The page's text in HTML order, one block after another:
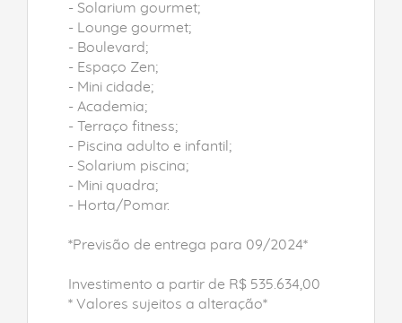
- Solarium gourmet;
- Lounge gourmet;
- Boulevard;
- Espaço Zen;
- Mini cidade;
- Academia;
- Terraço fitness;
- Piscina adulto e infantil;
- Solarium piscina;
- Mini quadra;
- Horta/Pomar.
*Previsão de entrega para 09/2024*
Investimento a partir de R$ 535.634,00
* Valores sujeitos a alteração*